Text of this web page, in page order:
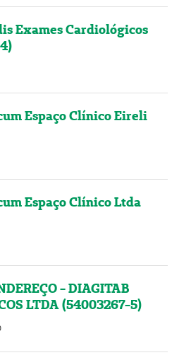
Exames Cardiológicos
Espaço Clínico Eireli
Espaço Clínico Ltda
- DIAGITAB
LTDA (54003267-5)